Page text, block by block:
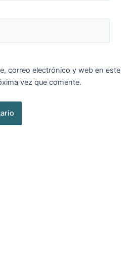
correo electrónico y web en este
vez que comente.